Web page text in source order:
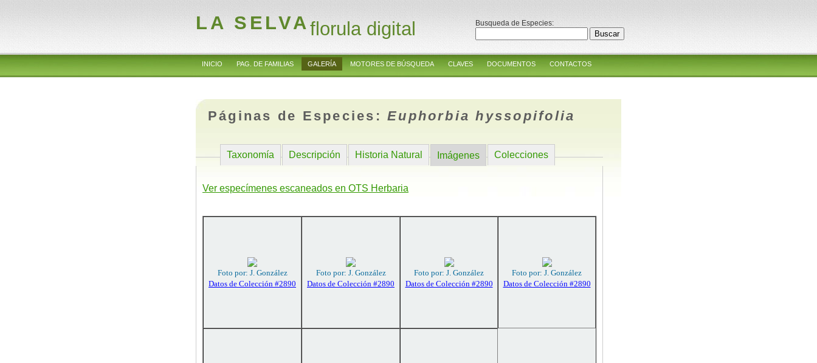
LA SELVAflorula digital Busqueda de Especies:
INICIO PAG. DE FAMILIAS GALERÍA MOTORES DE BÚSQUEDA CLAVES DOCUMENTOS CONTACTOS
Páginas de Especies:Euphorbia hyssopifolia
Taxonomía Descripción Historia Natural Imágenes Colecciones
Ver especímenes escaneados en OTS Herbaria
Foto por: J. González
Datos de Colección #2890
Foto por: J. González
Datos de Colección #2890
Foto por: J. González
Datos de Colección #2890
Foto por: J. González
Datos de Colección #2890